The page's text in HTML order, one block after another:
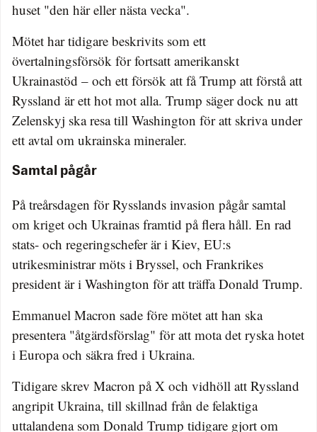
huset "den här eller nästa vecka".
Mötet har tidigare beskrivits som ett
övertalningsförsök för fortsatt amerikanskt
Ukrainastöd – och ett försök att få Trump att förstå att
Ryssland är ett hot mot alla. Trump säger dock nu att
Zelenskyj ska resa till Washington för att skriva under
ett avtal om ukrainska mineraler.
Samtal pågår
På treårsdagen för Rysslands invasion pågår samtal
om kriget och Ukrainas framtid på flera håll. En rad
stats- och regeringschefer är i Kiev, EU:s
utrikesministrar möts i Bryssel, och Frankrikes
president är i Washington för att träffa Donald Trump.
Emmanuel Macron sade före mötet att han ska
presentera "åtgärdsförslag" för att mota det ryska hotet
i Europa och säkra fred i Ukraina.
Tidigare skrev Macron på X och vidhöll att Ryssland
angripit Ukraina, till skillnad från de felaktiga
uttalandena som Donald Trump tidigare gjort om